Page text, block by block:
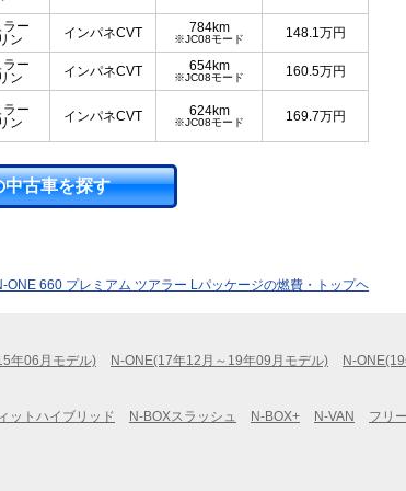
ラー
ン
インパネCVT 784km
※JC08モード 148.1万円
ラー
ン
インパネCVT 654km
※JC08モード 160.5万円
ラー
ン
インパネCVT 624km
※JC08モード 169.7万円
中古車を探す
ONE 660 プレミアム ツアラー Lパッケージの燃費・トップヘ
年06月モデル) N-ONE(17年12月～19年09月モデル)
N-
ットハイブリッド N-BOXスラッシュ N-BOX+ N-VAN フリ